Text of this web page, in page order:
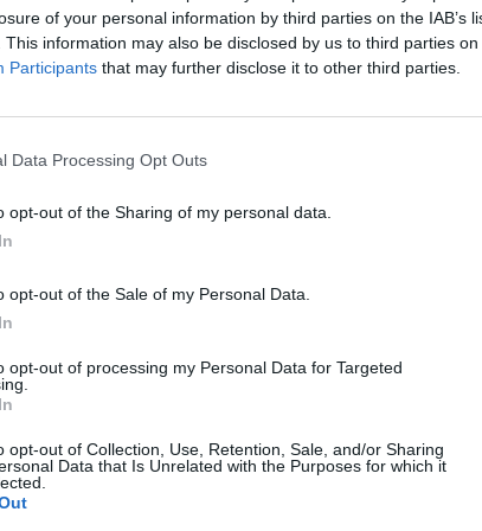
of your personal information by third parties on the IAB’s
This information may also be disclosed by us to third parties on
Participants that may further disclose it to other third parties.
Data Processing Opt Outs
opt-out of the Sharing of my personal data.
opt-out of the Sale of my Personal Data.
opt-out of processing my Personal Data for Targeted
opt-out of Collection, Use, Retention, Sale, and/or Sharing
Data that Is Unrelated with the Purposes for which it
e tranquilli grazie alla possibilità per gli autisti di collegare la
progettata per elevare gli standard di sicurezza per
dashcam direttamente all’app Uber Driver, permettendo
di assistenza dedicato di Uber nel caso in cui si verifichi un
l’app se l’autista ha registrato una dashcam all’app Uber. In
di cancellazione, se preferiscono non essere registrati.
“
In Uber siamo consapevoli della nostra responsabilità di
essere pionieri del settore con questa nuova funzionalità che
di sicurezza per tutti gli utenti dell’app Uber.”
di Uber e nel rispetto del GDPR. L’autista, in quanto
avrà accesso alle registrazioni video solo se l’autista
loro auto. Questa funzione garantirà un quadro giuridico che
della privacy. Ciò include l’informazione ai passeggeri
garanzia che tutte le politiche di conservazione siano rispettate.